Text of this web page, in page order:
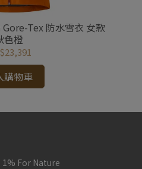
Tex 防水雪衣 女款
色橙
購物車
1% For Nature